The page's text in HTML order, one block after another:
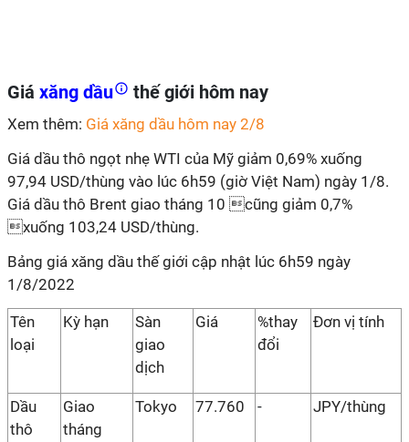
Giá xăng dầu thế giới hôm nay
Xem thêm: Giá xăng dầu hôm nay 2/8
Giá dầu thô ngọt nhẹ WTI của Mỹ giảm 0,69% xuống
97,94 USD/thùng vào lúc 6h59 (giờ Việt Nam) ngày 1/8.
Giá dầu thô Brent giao tháng 10 cũng giảm 0,7%
xuống 103,24 USD/thùng.
Bảng giá xăng dầu thế giới cập nhật lúc 6h59 ngày
1/8/2022
Tên
loại
Kỳ hạn
Sàn
giao
dịch
Giá
%thay
đổi
Đơn vị tính
Dầu
thô
Giao
tháng
Tokyo 77.760 - JPY/thùng